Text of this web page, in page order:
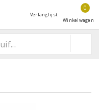
Verlanglijst
0
Winkelwagen